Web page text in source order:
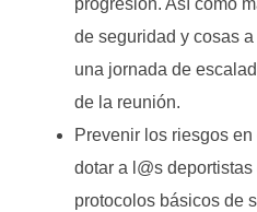
progresión. Así como
de seguridad y cosas
una jornada de
de la reunión.
Prevenir los riesgos
dotar a l@s
protocolos básicos de